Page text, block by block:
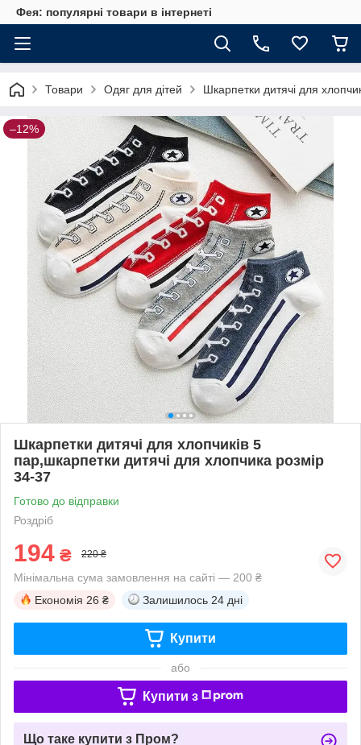
Фея: популярні товари в інтернеті
Товари Одяг для дітей Шкарпетки дитячі для
–12%
Шкарпетки дитячі для хлопчиків 5
пар,шкарпетки дитячі для хлопчика розмір
34-37
Готово до відправки
Роздріб
194 ₴ 220 ₴
Мінімальна сума замовлення на сайті — 200 ₴
Економія 26 ₴ Залишилось 24 дні
Купити
або
Купити з
Що таке купити з Пром?